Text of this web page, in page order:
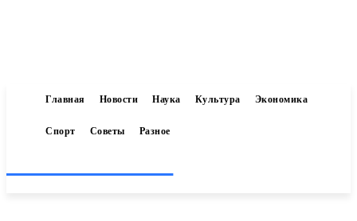
Главная Новости Наука Культура Экономика
Спорт Советы Разное